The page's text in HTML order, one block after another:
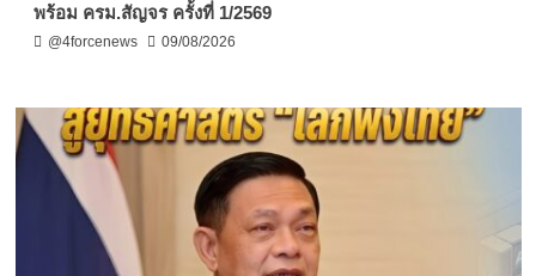
พร้อม ครม.สัญจร ครั้งที่ 1/2569
@4forcenews 09/08/2026